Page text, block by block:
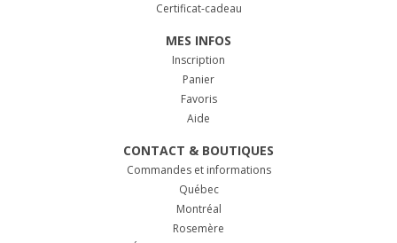
Certificat-cadeau
MES INFOS
Inscription
Panier
Favoris
Aide
CONTACT & BOUTIQUES
Commandes et informations
Québec
Montréal
Rosemère